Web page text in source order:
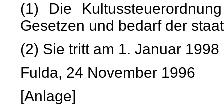
(1) Die
Gesetzen und bedarf der
(2) Sie tritt am 1. Januar 1998
Fulda, 24 November 1996
[Anlage]